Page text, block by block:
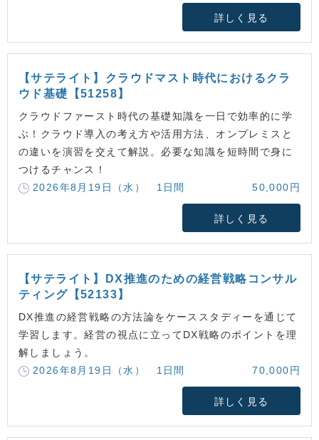
詳しく見る
【サテライト】クラウドマスト時代におけるクラ
ウド基礎【51258】
クラウドファースト時代の基礎知識を一日で効率的に学
ぶ！クラウド導入の考え方や活用方法、オンプレミスと
の違いを演習を交えて解説。必要な知識を短時間で身に
つけるチャンス！
2026年8月19日（水） 1日間
50,000円
詳しく見る
【サテライト】DX推進のための経営戦略コンサル
ティング【52133】
DX推進の経営戦略の方法論をケーススタディーを通じて
学習します。経営の視点に立ってDX戦略のポイントを理
解しましょう。
2026年8月19日（水） 1日間
70,000円
詳しく見る